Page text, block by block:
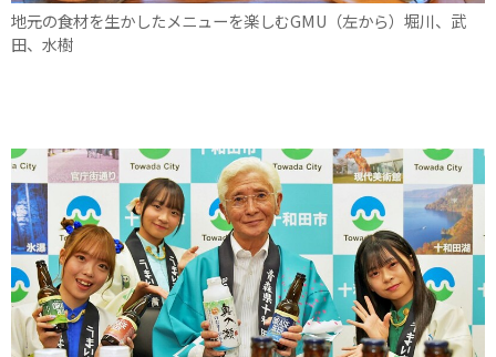
地元の食材を生かしたメニューを楽しむGMU（左から）堀川、武
田、水樹